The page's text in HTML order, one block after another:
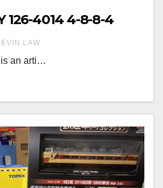
126-4014 4-8-8-4
LAW
is an arti…